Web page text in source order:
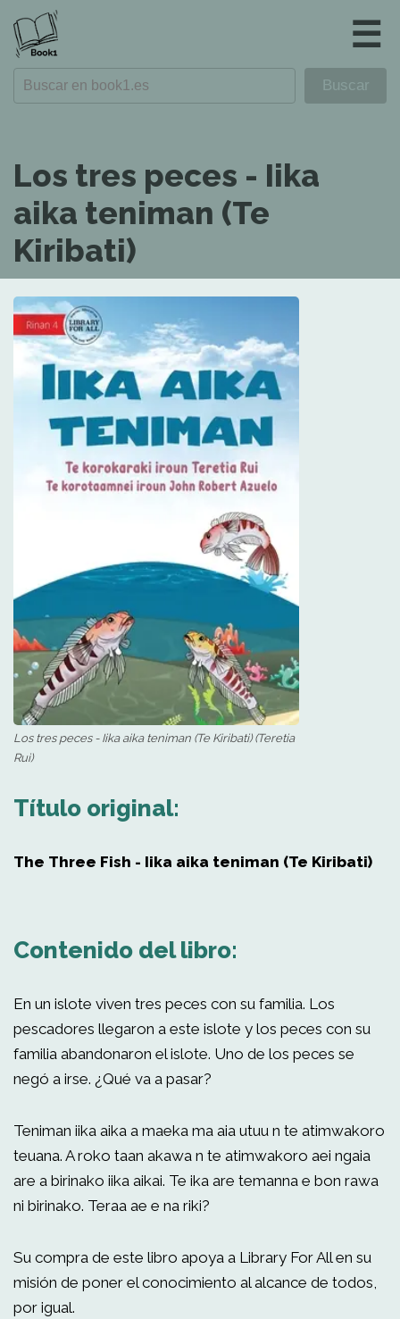
☰
Los tres peces - Iika
aika teniman (Te
Kiribati)
Los tres peces - Iika aika teniman (Te Kiribati) (Teretia
Rui)
Título original:
The Three Fish - Iika aika teniman (Te Kiribati)
Contenido del libro:
En un islote viven tres peces con su familia. Los
pescadores llegaron a este islote y los peces con su
familia abandonaron el islote. Uno de los peces se
negó a irse. ¿Qué va a pasar?
Teniman iika aika a maeka ma aia utuu n te atimwakoro
teuana. A roko taan akawa n te atimwakoro aei ngaia
are a birinako iika aikai. Te ika are temanna e bon rawa
ni birinako. Teraa ae e na riki?
Su compra de este libro apoya a Library For All en su
misión de poner el conocimiento al alcance de todos,
por igual.